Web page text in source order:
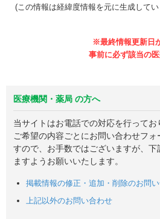
(この情報は経緯度情報を元に生成して
医療機関・薬局 の方へ
当サイトはお電話での対応を行ってお
ご希望の内容ごとにお問い合わせフォ
すので、お手数ではございますが、
ますようお願いいたします。
掲載情報の修正・追加・削除のお問
上記以外のお問い合わせ